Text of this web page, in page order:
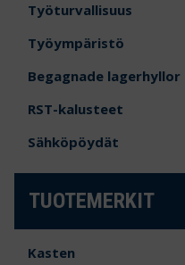
Työturvallisuus
Työympäristö
Begagnade lagerhyllor
RST-kalusteet
Sähköpöydät
TUOTEMERKIT
Kasten